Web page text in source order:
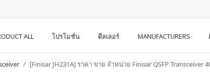
ALL โปรโมชั่น ดีลเลอร์ MANUFACTURERS
[Finisar JH231A] ราคา ขาย จำหน่าย Finisar QSFP Transceiver